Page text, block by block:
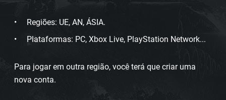
Regiões: UE, AN, ÁSIA.
Plataformas: PC, Xbox Live, PlayStation Network...
Para jogar em outra região, você terá que criar uma
nova conta.